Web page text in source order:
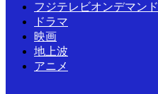
フジテレビオンデマンド
ドラマ
映画
地上波
アニメ